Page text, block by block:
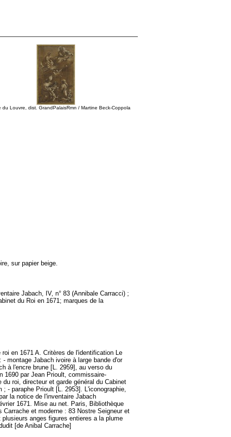
du Louvre, dist. GrandPalaisRmn / Martine Beck-Coppola
sur papier beige.
Jabach, IV, n° 83 (Annibale Carracci) ;
du Roi en 1671; marques de la
en 1671 A. Critères de l'identification Le
montage Jabach ivoire à large bande d'or
à l'encre brune [L. 2959], au verso du
1690 par Jean Prioult, commissaire-
roi, directeur et garde général du Cabinet
- paraphe Prioult [L. 2953]. L'iconographie,
la notice de l'inventaire Jabach
1671. Mise au net. Paris, Bibliothèque
et moderne : 83 Nostre Seigneur et
anges figures entieres a la plume
[de Anibal Carrache]